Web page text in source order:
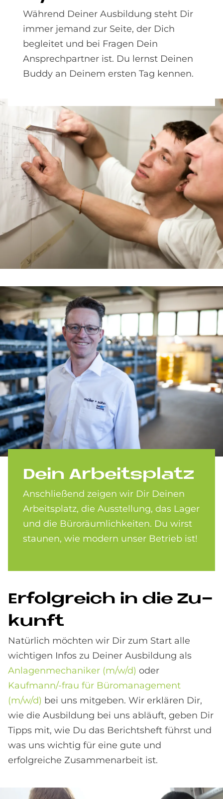
Während Deiner Ausbildung steht Dir
immer jemand zur Seite, der Dich
begleitet und bei Fragen Dein
Ansprechpartner ist. Du lernst Deinen
Buddy an Deinem ersten Tag kennen.
Dein Ar­beits­pla­tz
Anschließend zeigen wir Dir Deinen
Arbeitsplatz, die Ausstellung, das Lager
und die Büroräumlichkeiten. Du wirst
staunen, wie modern unser Betrieb ist!
Er­folg­reich in die Zu­
kun­ft
Natürlich möchten wir Dir zum Start alle
wichtigen Infos zu Deiner Ausbildung als
Anlagenmechaniker (m/w/d) oder
Kaufmann/-frau für Büromanagement
(m/w/d) bei uns mitgeben. Wir erklären Dir,
wie die Ausbildung bei uns abläuft, geben Dir
Tipps mit, wie Du das Berichtsheft führst und
was uns wichtig für eine gute und
erfolgreiche Zusammenarbeit ist.